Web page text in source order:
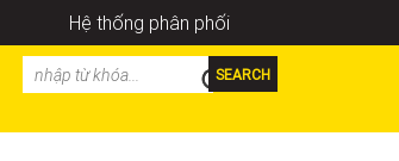
Hệ thống phân phối
SEARCH